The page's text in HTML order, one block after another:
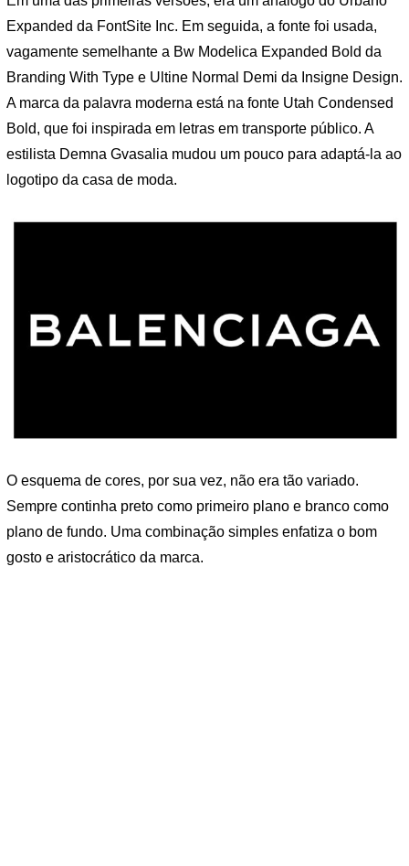
Expanded da FontSite Inc. Em seguida, a fonte foi usada,
vagamente semelhante a Bw Modelica Expanded Bold da
Branding With Type e Ultine Normal Demi da Insigne Design.
A marca da palavra moderna está na fonte Utah Condensed
Bold, que foi inspirada em letras em transporte público. A
estilista Demna Gvasalia mudou um pouco para adaptá-la ao
logotipo da casa de moda.
O esquema de cores, por sua vez, não era tão variado.
Sempre continha preto como primeiro plano e branco como
plano de fundo. Uma combinação simples enfatiza o bom
gosto e aristocrático da marca.